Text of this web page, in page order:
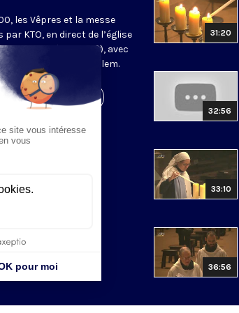
les Vêpres et la messe
KTO, en direct de l’église
Protais (Paris, IVe), avec
de Jérusalem.
de l'émission
31:20
32:56
33:10
36:56